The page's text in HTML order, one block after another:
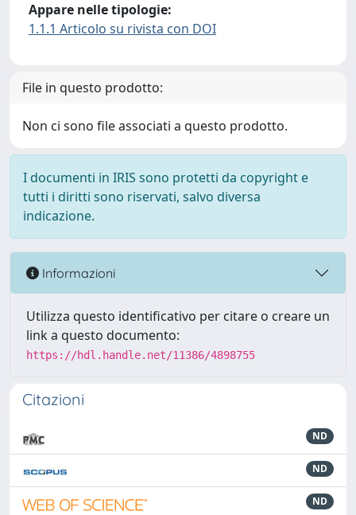
Appare nelle tipologie:
1.1.1 Articolo su rivista con DOI
File in questo prodotto:
Non ci sono file associati a questo prodotto.
I documenti in IRIS sono protetti da copyright e
tutti i diritti sono riservati, salvo diversa
indicazione.
Informazioni
Utilizza questo identificativo per citare o creare un
link a questo documento:
https://hdl.handle.net/11386/4898755
Citazioni
ND
ND
ND